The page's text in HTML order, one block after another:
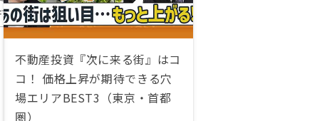
不動産投資『次に来る街』はコ
コ！ 価格上昇が期待できる穴
場エリアBEST3（東京・首都
圏）